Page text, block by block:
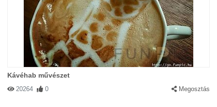
Kávéhab művészet
20264 0 Megosztás